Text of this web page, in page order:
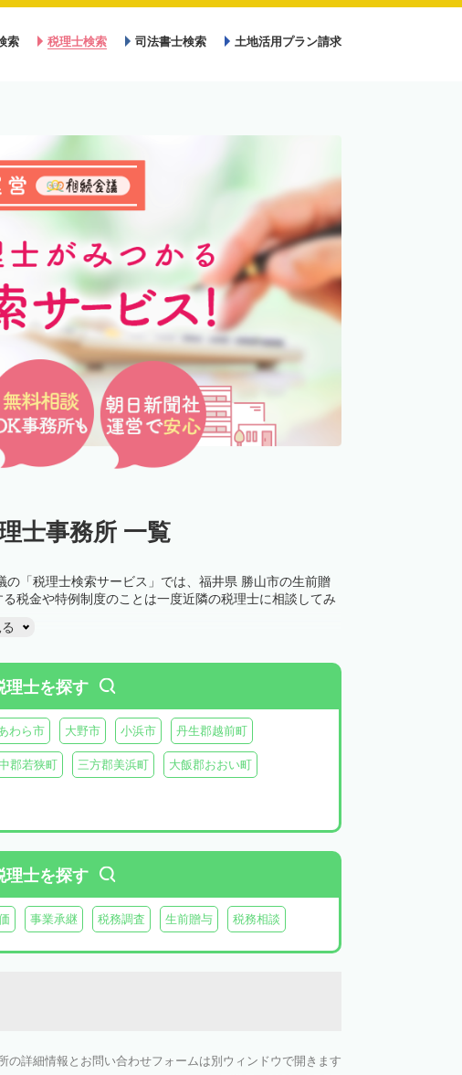
索 税理士検索 司法書士検索 土地活用プラン請求
士事務所 一覧
「税理士検索サービス」では、福井県 勝山市の生前贈
税金や特例制度のことは一度近隣の税理士に相談してみ
理士を探す
わら市 大野市 小浜市 丹生郡越前町
郡若狭町 三方郡美浜町 大飯郡おおい町
理士を探す
事業承継 税務調査 生前贈与 税務相談
の詳細情報とお問い合わせフォームは別ウィンドウで開きます